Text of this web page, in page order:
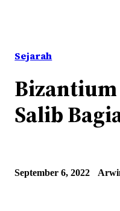
Sejarah
Bizantium
Salib
September 6, 2022